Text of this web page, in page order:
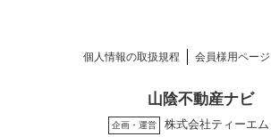
個人情報の取扱規程 会員様用ページ
山陰不動産ナビ
企画・運営 株式会社ティーエム